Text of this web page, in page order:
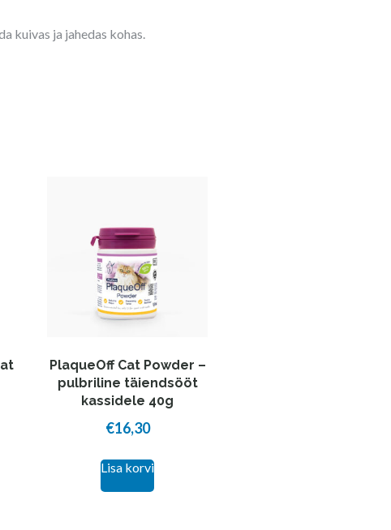
kuivas ja jahedas kohas.
PlaqueOff Cat Powder –
pulbriline täiendsööt
kassidele 40g
€16,30
Lisa korvi